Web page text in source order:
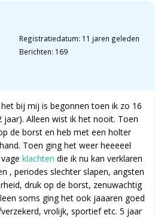
Registratiedatum: 11 jaren geleden
Berichten: 169
bij mij is begonnen toen ik zo 16
jaar). Alleen wist ik het nooit. Toen
de borst en heb met een holter
Toen ging het weer heeeeel
klachten die ik nu kan verklaren
, periodes slechter slapen, angsten
druk op de borst, zenuwachtig
soms ging het ook jaaaren goed
vrolijk, sportief etc. 5 jaar